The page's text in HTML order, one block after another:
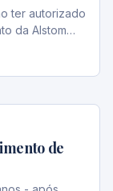
ter autorizado
da Alstom…
de